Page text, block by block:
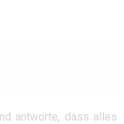
antworte, dass alles